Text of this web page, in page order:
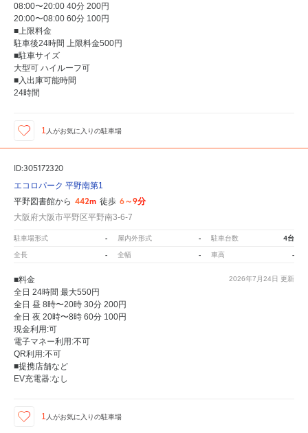
08:00〜20:00 40分 200円
20:00〜08:00 60分 100円
■上限料金
駐車後24時間 上限料金500円
■駐車サイズ
大型可 ハイルーフ可
■入出庫可能時間
24時間
1 人がお気に入りの駐車場
ID:305172320
エコロパーク 平野南第1
平野図書館から 442m 徒歩 6～9分
大阪府大阪市平野区平野南3-6-7
駐車場形式 - 屋内外形式 - 駐車台数 4台
全長 - 全幅 - 車高 -
2026年7月24日 更新
■料金
全日 24時間 最大550円
全日 昼 8時〜20時 30分 200円
全日 夜 20時〜8時 60分 100円
現金利用:可
電子マネー利用:不可
QR利用:不可
■提携店舗など
EV充電器:なし
1 人がお気に入りの駐車場